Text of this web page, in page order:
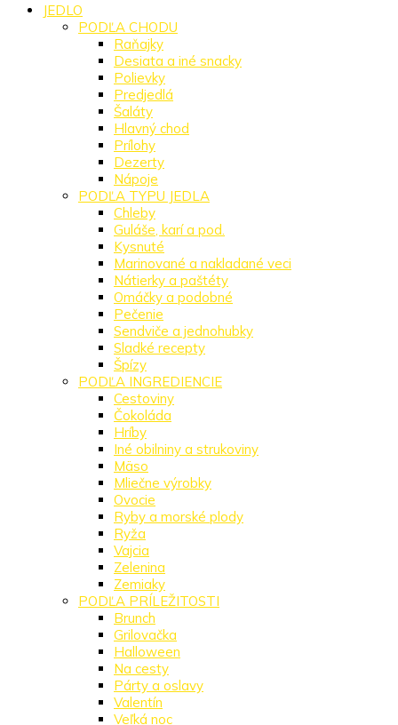
JEDLO
PODĽA CHODU
Raňajky
Desiata a iné snacky
Polievky
Predjedlá
Šaláty
Hlavný chod
Prílohy
Dezerty
Nápoje
PODĽA TYPU JEDLA
Chleby
Guláše, karí a pod.
Kysnuté
Marinované a nakladané veci
Nátierky a paštéty
Omáčky a podobné
Pečenie
Sendviče a jednohubky
Sladké recepty
Špízy
PODĽA INGREDIENCIE
Cestoviny
Čokoláda
Hríby
Iné obilniny a strukoviny
Mäso
Mliečne výrobky
Ovocie
Ryby a morské plody
Ryža
Vajcia
Zelenina
Zemiaky
PODĽA PRÍLEŽITOSTI
Brunch
Grilovačka
Halloween
Na cesty
Párty a oslavy
Valentín
Veľká noc